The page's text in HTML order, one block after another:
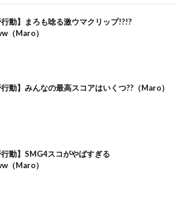
行動】まろも唸る激ウマクリップ!?!?
（Maro）
行動】みんなの最高スコアはいくつ??（Maro）
行動】SMG4スコがやばすぎる
（Maro）